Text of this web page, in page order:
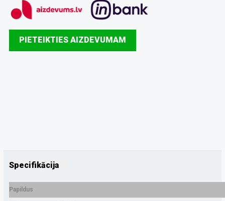
PIETEIKTIES AIZDEVUMAM
Specifikācija
Papildus